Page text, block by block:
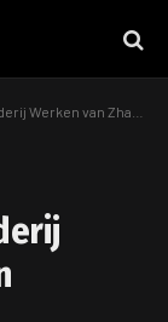
van Zhao Kailin